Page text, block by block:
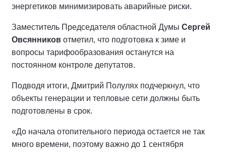
энергетиков минимизировать аварийные риски.
Заместитель Председателя областной Думы Сергей
Овсянников отметил, что подготовка к зиме и
вопросы тарифообразования останутся на
постоянном контроле депутатов.
Подводя итоги, Дмитрий Полулях подчеркнул, что
объекты генерации и тепловые сети должны быть
подготовлены в срок.
«До начала отопительного периода остается не так
много времени, поэтому важно до 1 сентября